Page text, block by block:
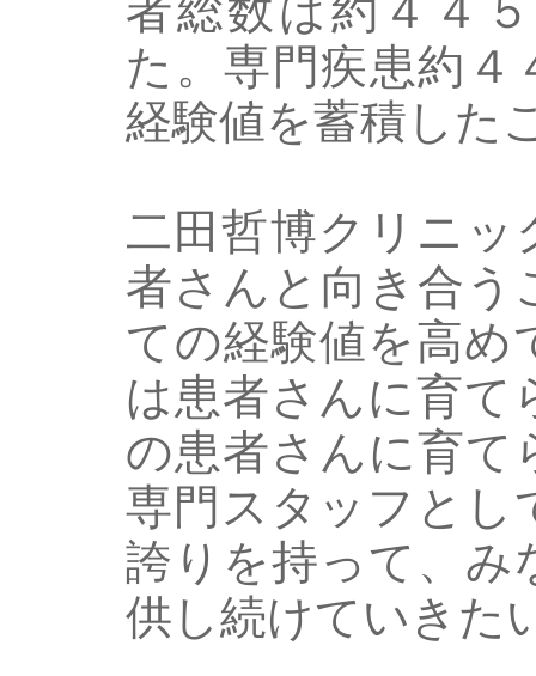
者総数は約４４
た。専門疾患約４
経験値を蓄積した
二田哲博クリニッ
者さんと向き合う
ての経験値を高め
は患者さんに育て
の患者さんに育て
専門スタッフとし
誇りを持って、み
供し続けていきた